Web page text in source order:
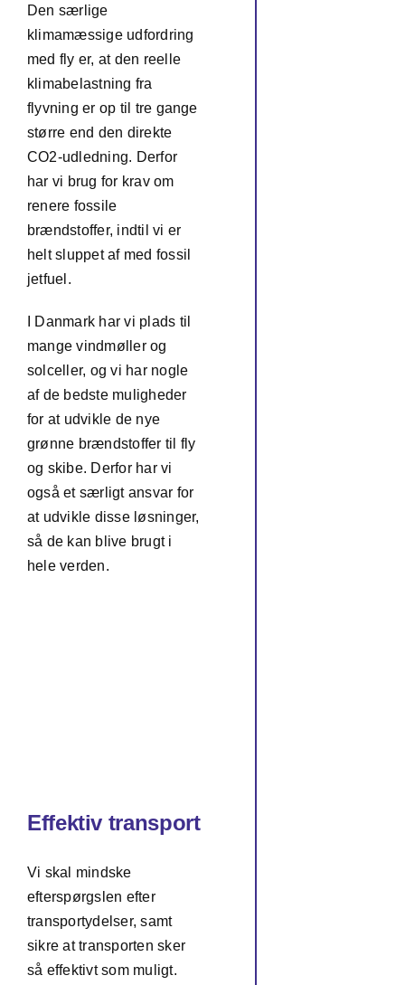
Den særlige
klimamæssige udfordring
med fly er, at den reelle
klimabelastning fra
flyvning er op til tre gange
større end den direkte
CO2-udledning. Derfor
har vi brug for krav om
renere fossile
brændstoffer, indtil vi er
helt sluppet af med fossil
jetfuel.
I Danmark har vi plads til
mange vindmøller og
solceller, og vi har nogle
af de bedste muligheder
for at udvikle de nye
grønne brændstoffer til fly
og skibe. Derfor har vi
også et særligt ansvar for
at udvikle disse løsninger,
så de kan blive brugt i
hele verden.
Effektiv transport
Vi skal mindske
efterspørgslen efter
transportydelser, samt
sikre at transporten sker
så effektivt som muligt.